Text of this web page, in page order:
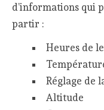
d’informations qui
partir :
Heures de
Réglage de
Altitude